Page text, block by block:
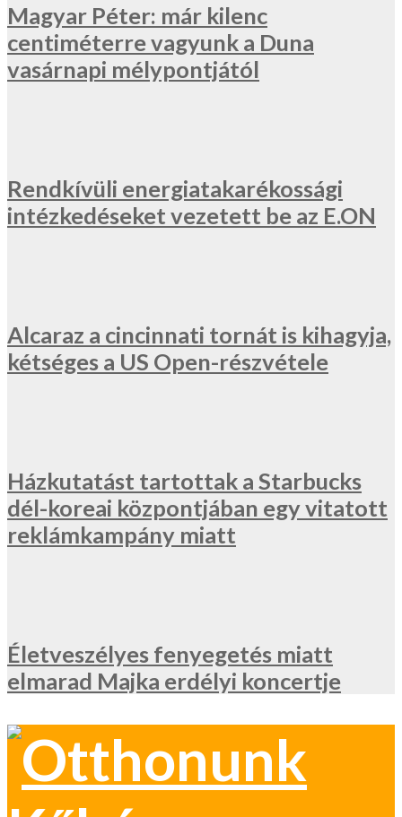
Magyar Péter: már kilenc
centiméterre vagyunk a Duna
vasárnapi mélypontjától
Rendkívüli energiatakarékossági
intézkedéseket vezetett be az E.ON
Alcaraz a cincinnati tornát is kihagyja,
kétséges a US Open-részvétele
Házkutatást tartottak a Starbucks
dél-koreai központjában egy vitatott
reklámkampány miatt
Életveszélyes fenyegetés miatt
elmarad Majka erdélyi koncertje